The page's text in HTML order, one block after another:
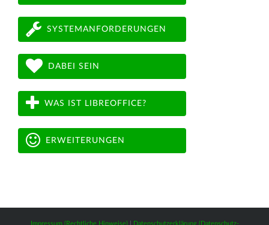
SYSTEMANFORDERUNGEN
DABEI SEIN
WAS IST LIBREOFFICE?
ERWEITERUNGEN
Impressum (Rechtliche Hinweise)| Datenschutzerklärung (Datenschutz-